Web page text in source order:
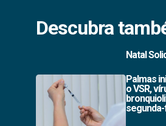
Descubra
Natal
Palmas
o VSR,